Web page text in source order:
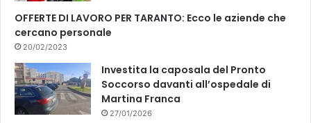
OFFERTE DI LAVORO PER TARANTO: Ecco le aziende che
cercano personale
20/02/2023
Investita la caposala del Pronto
Soccorso davanti all’ospedale di
Martina Franca
27/01/2026